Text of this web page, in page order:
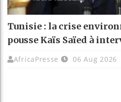
Tunisie : la crise
pousse Kaïs Saïed à
AfricaPresse 06 Aug 2026